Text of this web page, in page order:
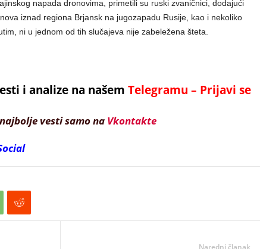
napada dronovima, primetili su ruski zvaničnici, dodajući
iznad regiona Brjansk na jugozapadu Rusije, kao i nekoliko
ni u jednom od tih slučajeva nije zabeležena šteta.
i analize na našem Telegramu – Prijavi se
vesti samo na Vkontakte
Naredni članak